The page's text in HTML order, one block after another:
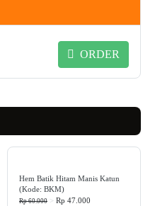
ORDER
Hem Batik Hitam Manis Katun
(Kode: BKM)
Rp 60.000 > Rp 47.000